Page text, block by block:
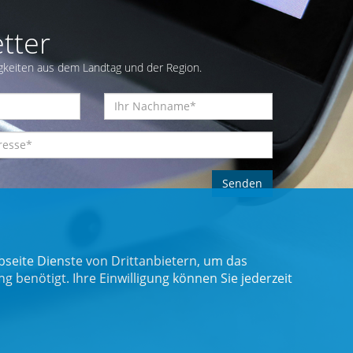
aus dem Landtag und der Region.
Dienste von Drittanbietern, um das
benötigt. Ihre Einwilligung können Sie jederzeit